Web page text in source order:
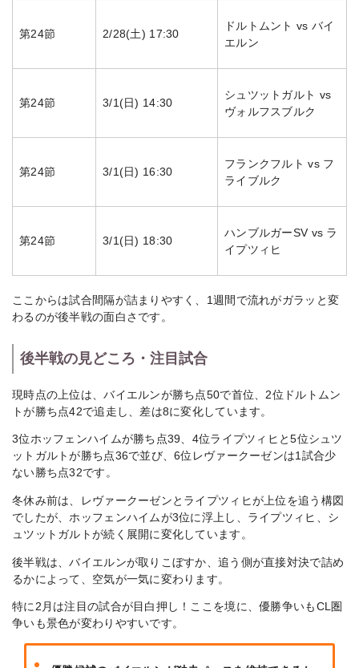
第24節 2/28(土) 17:30
ドルトムント vs バイ
エルン
第24節 3/1(日) 14:30
シュツットガルト vs
ヴォルフスブルク
第24節 3/1(日) 16:30
フランクフルト vs フ
ライブルク
第24節 3/1(日) 18:30
ハンブルガーSV vs ラ
イプツィヒ
ここからは試合間隔が詰まりやすく、1週間で流れがガラッと変
わるのが後半戦の面白さです。
後半戦の見どころ・注目試合
現時点の上位は、バイエルンが勝ち点50で首位、2位ドルトムン
トが勝ち点42で追走し、差は8に変化しています。
3位ホッフェンハイムが勝ち点39、4位ライプツィヒと5位シュツ
ットガルトが勝ち点36で並び、6位レヴァークーゼンは1試合少
ない勝ち点32です。
冬休み前は、レヴァークーゼンとライプツィヒが上位を追う構図
でしたが、ホッフェンハイムが3位に浮上し、ライプツィヒ、シ
ュツットガルトが続く展開に変化しています。
後半戦は、バイエルンが取りこぼすか、追う側が直接対決で詰め
るかによって、空気が一気に変わります。
特に2月は注目の試合が目白押し！ここを境に、優勝争いもCL圏
争いも景色が変わりやすいです。